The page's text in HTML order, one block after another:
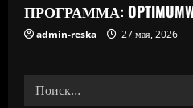
ПРОГРАММА:
admin-reska 27 мая, 2026
Найти: